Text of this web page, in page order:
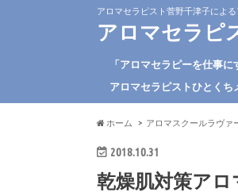
アロマセラピスト菅野千津子によ
アロマセラピ
「アロマセラピーを仕事に
アロマセラピストひとくち
ホーム アロマスクールラヴァ
2018.10.31
乾燥肌対策ア